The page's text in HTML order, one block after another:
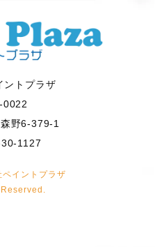
ントプラザ
0022
野6-379-1
1127
イントプラザ